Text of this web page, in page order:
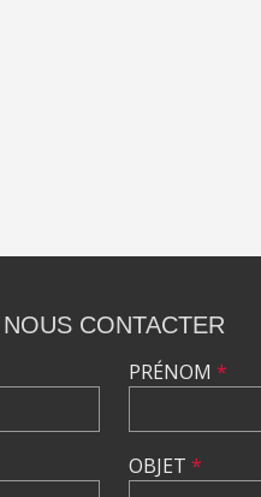
NOUS CONTACTER
PRÉNOM *
OBJET *